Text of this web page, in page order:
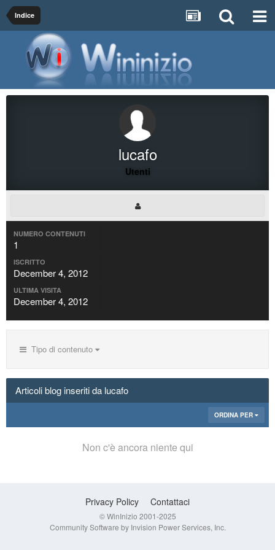
Indice
lucafo
Utenti
NUMERO CONTENUTI
1
ISCRITTO
December 4, 2012
ULTIMA VISITA
December 4, 2012
Tipo di contenuto
Articoli blog inseriti da lucafo
ORDINA PER
Non c'è ancora niente qui
Privacy Policy Contattaci
© WinInizio 2001-2025
Community Software by Invision Power Services, Inc.